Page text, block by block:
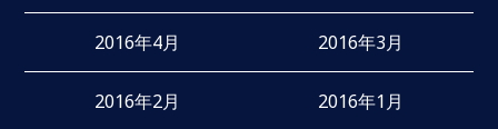
2016年4月 2016年3月
2016年2月 2016年1月